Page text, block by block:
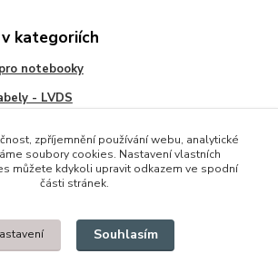
kategoriích
notebooky
- LVDS
notebooky
Upravit sběr cookies.
zpříjemnění používání webu, analytické
soubory cookies. Nastavení vlastních
můžete kdykoli upravit odkazem ve spodní
části stránek.
Souhlasím